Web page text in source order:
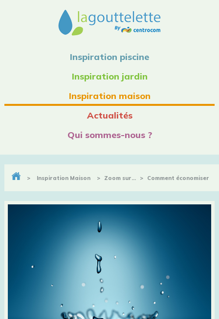
Inspiration piscine
Inspiration jardin
Inspiration maison
Actualités
Qui sommes-nous ?
> Inspiration Maison > Zoom sur… > Comment économiser
l’eau dans ma maison ?